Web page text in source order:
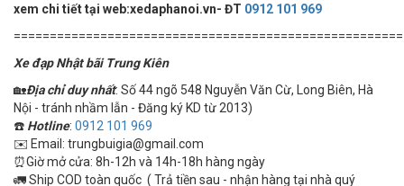
xem chi tiết tại web:xedaphanoi.vn- ĐT 0912 101 969
Xe đạp Nhật bãi Trung Kiên
🏡Địa chỉ duy nhất: Số 44 ngõ 548 Nguyễn Văn Cừ, Long Biên, Hà
Nội - tránh nhầm lẫn - Đăng ký KD từ 2013)
☎️ Hotline: 0912 101 969
✉️ Email: trungbuigia@gmail.com
⏰Giờ mở cửa: 8h-12h và 14h-18h hàng ngày
🚛 Ship COD toàn quốc ( Trả tiền sau - nhận hàng tại nhà quý